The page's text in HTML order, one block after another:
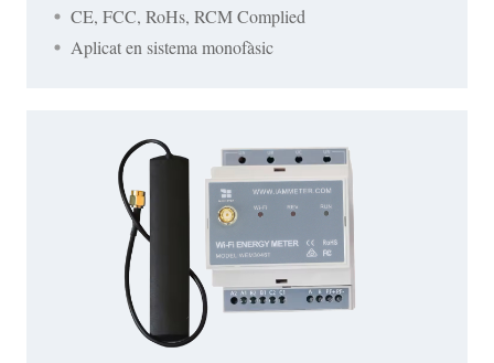
CE, FCC, RoHs, RCM Complied
Aplicat en sistema monofàsic